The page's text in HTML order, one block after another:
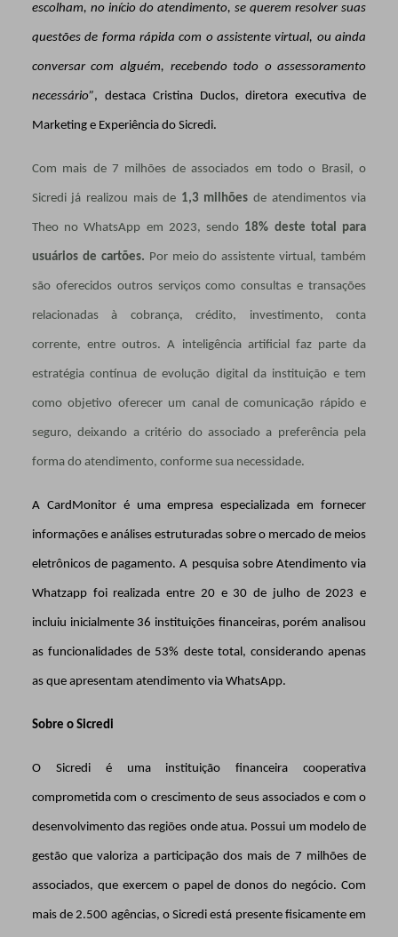
escolham, no início do atendimento, se querem resolver suas
questões de forma rápida com o assistente virtual, ou ainda
conversar com alguém, recebendo todo o assessoramento
necessário”, destaca Cristina Duclos, diretora executiva de
Marketing e Experiência do Sicredi.
Com mais de 7 milhões de associados em todo o Brasil, o
Sicredi já realizou mais de 1,3 milhões de atendimentos via
Theo no WhatsApp em 2023, sendo 18% deste total para
usuários de cartões. Por meio do assistente virtual, também
são oferecidos outros serviços como consultas e transações
relacionadas à cobrança, crédito, investimento, conta
corrente, entre outros. A inteligência artificial faz parte da
estratégia contínua de evolução digital da instituição e tem
como objetivo oferecer um canal de comunicação rápido e
seguro, deixando a critério do associado a preferência pela
forma do atendimento, conforme sua necessidade.
A CardMonitor é uma empresa especializada em fornecer
informações e análises estruturadas sobre o mercado de meios
eletrônicos de pagamento. A pesquisa sobre Atendimento via
Whatzapp foi realizada entre 20 e 30 de julho de 2023 e
incluiu inicialmente 36 instituições financeiras, porém analisou
as funcionalidades de 53% deste total, considerando apenas
as que apresentam atendimento via WhatsApp.
Sobre o Sicredi
O Sicredi é uma instituição financeira cooperativa
comprometida com o crescimento de seus associados e com o
desenvolvimento das regiões onde atua. Possui um modelo de
gestão que valoriza a participação dos mais de 7 milhões de
associados, que exercem o papel de donos do negócio. Com
mais de 2.500 agências, o Sicredi está presente fisicamente em